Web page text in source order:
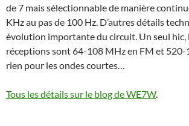
de 7 mais sélectionnable de manière
KHz au pas de 100 Hz. D’autres détails
évolution importante du circuit. Un seul hic,
réceptions sont 64-108 MHz en FM et
rien pour les ondes courtes…
Tous les détails sur le blog de WE7W.